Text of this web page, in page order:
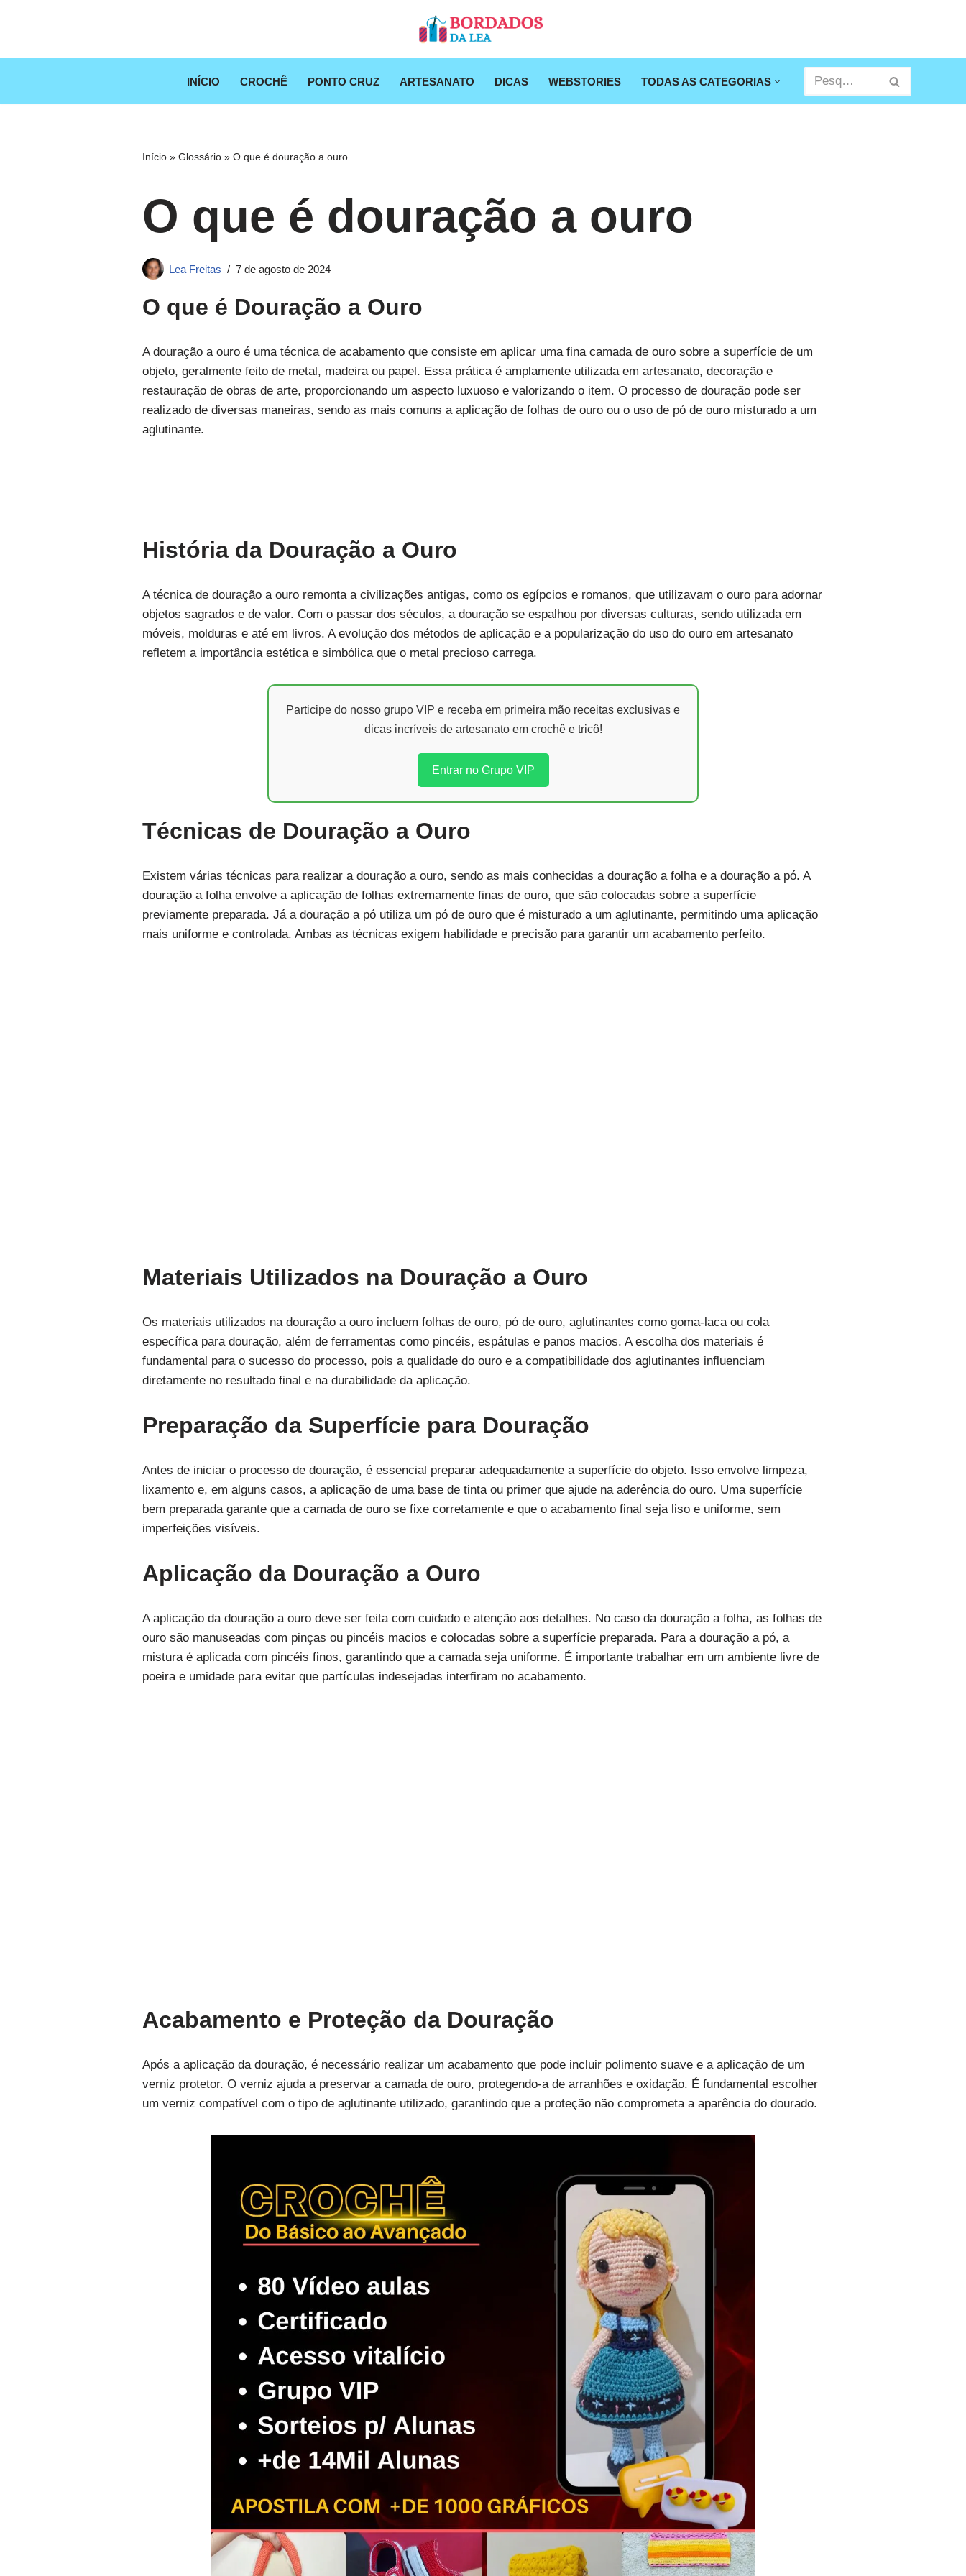
para
INÍCIO CROCHÊ PONTO CRUZ ARTESANATO DICAS WEBSTORIES TODAS AS CATEGORIAS
Início »Glossário »O que é douração a ouro
O que é douração a ouro
Lea Freitas 7 de agosto de 2024
O que é Douração a Ouro
A douração a ouro é uma técnica de acabamento que consiste em aplicar uma fina camada de ouro sobre a superfície de um
objeto, geralmente feito de metal, madeira ou papel. Essa prática é amplamente utilizada em artesanato, decoração e
restauração de obras de arte, proporcionando um aspecto luxuoso e valorizando o item. O processo de douração pode ser
realizado de diversas maneiras, sendo as mais comuns a aplicação de folhas de ouro ou o uso de pó de ouro misturado a um
aglutinante.
História da Douração a Ouro
A técnica de douração a ouro remonta a civilizações antigas, como os egípcios e romanos, que utilizavam o ouro para adornar
objetos sagrados e de valor. Com o passar dos séculos, a douração se espalhou por diversas culturas, sendo utilizada em
móveis, molduras e até em livros. A evolução dos métodos de aplicação e a popularização do uso do ouro em artesanato
refletem a importância estética e simbólica que o metal precioso carrega.
Participe do nosso grupo VIP e receba em primeira mão receitas exclusivas e
dicas incríveis de artesanato em crochê e tricô!
Entrar no Grupo VIP
Técnicas de Douração a Ouro
Existem várias técnicas para realizar a douração a ouro, sendo as mais conhecidas a douração a folha e a douração a pó. A
douração a folha envolve a aplicação de folhas extremamente finas de ouro, que são colocadas sobre a superfície
previamente preparada. Já a douração a pó utiliza um pó de ouro que é misturado a um aglutinante, permitindo uma aplicação
mais uniforme e controlada. Ambas as técnicas exigem habilidade e precisão para garantir um acabamento perfeito.
Materiais Utilizados na Douração a Ouro
Os materiais utilizados na douração a ouro incluem folhas de ouro, pó de ouro, aglutinantes como goma-laca ou cola
específica para douração, além de ferramentas como pincéis, espátulas e panos macios. A escolha dos materiais é
fundamental para o sucesso do processo, pois a qualidade do ouro e a compatibilidade dos aglutinantes influenciam
diretamente no resultado final e na durabilidade da aplicação.
Preparação da Superfície para Douração
Antes de iniciar o processo de douração, é essencial preparar adequadamente a superfície do objeto. Isso envolve limpeza,
lixamento e, em alguns casos, a aplicação de uma base de tinta ou primer que ajude na aderência do ouro. Uma superfície
bem preparada garante que a camada de ouro se fixe corretamente e que o acabamento final seja liso e uniforme, sem
imperfeições visíveis.
Aplicação da Douração a Ouro
A aplicação da douração a ouro deve ser feita com cuidado e atenção aos detalhes. No caso da douração a folha, as folhas de
ouro são manuseadas com pinças ou pincéis macios e colocadas sobre a superfície preparada. Para a douração a pó, a
mistura é aplicada com pincéis finos, garantindo que a camada seja uniforme. É importante trabalhar em um ambiente livre de
poeira e umidade para evitar que partículas indesejadas interfiram no acabamento.
Acabamento e Proteção da Douração
Após a aplicação da douração, é necessário realizar um acabamento que pode incluir polimento suave e a aplicação de um
verniz protetor. O verniz ajuda a preservar a camada de ouro, protegendo-a de arranhões e oxidação. É fundamental escolher
um verniz compatível com o tipo de aglutinante utilizado, garantindo que a proteção não comprometa a aparência do dourado.